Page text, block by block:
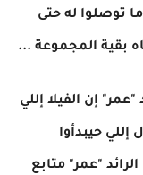
توصلوا له حتى
بقية المجموعة ...
إن الفيلا إللي
حيبدأوا
"عمر" متابع